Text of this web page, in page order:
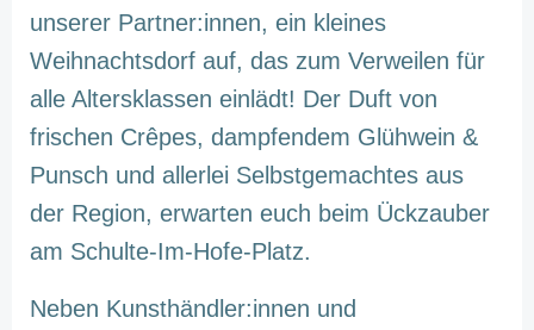
unserer Partner:innen, ein kleines
Weihnachtsdorf auf, das zum Verweilen für
alle Altersklassen einlädt! Der Duft von
frischen Crêpes, dampfendem Glühwein &
Punsch und allerlei Selbstgemachtes aus
der Region, erwarten euch beim Ückzauber
am Schulte-Im-Hofe-Platz.
Neben Kunsthändler:innen und